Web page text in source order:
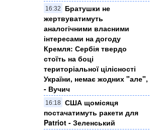
16:32
Братушки не
жертвуватимуть
аналогічними власними
інтересами на догоду
Кремля: Сербія твердо
стоїть на боці
територіальної цілісності
України, немає жодних "але",
- Вучич
16:18 США щомісяця
постачатимуть ракети для
Patriot - Зеленський